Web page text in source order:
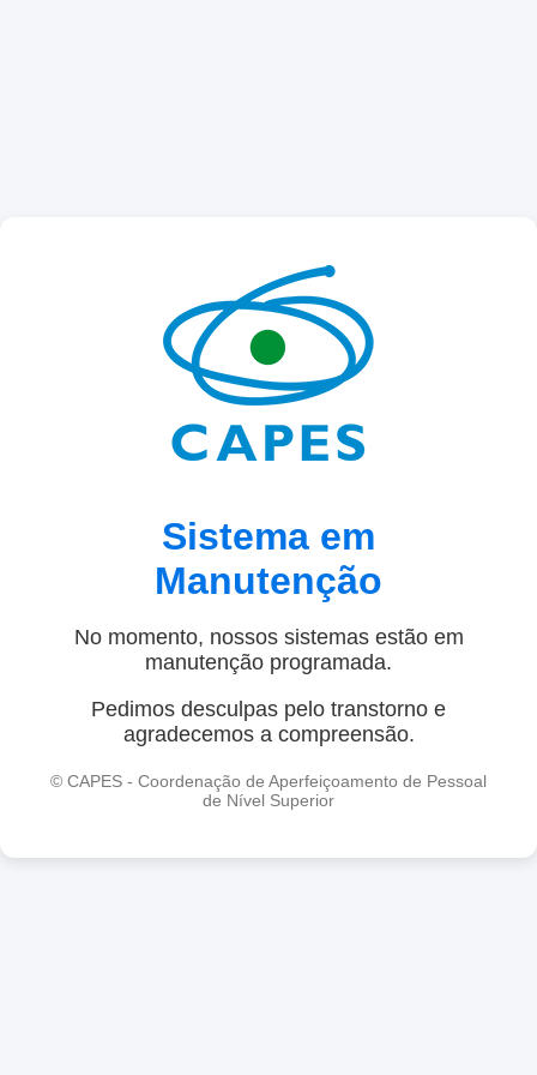
Sistema em
Manutenção
No momento, nossos sistemas estão em
manutenção programada.
Pedimos desculpas pelo transtorno e
agradecemos a compreensão.
© CAPES - Coordenação de Aperfeiçoamento de Pessoal
de Nível Superior